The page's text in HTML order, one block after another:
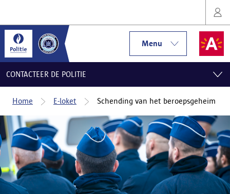
Menu
CONTACTEER DE POLITIE
Home E-loket Schending van het beroepsgeheim